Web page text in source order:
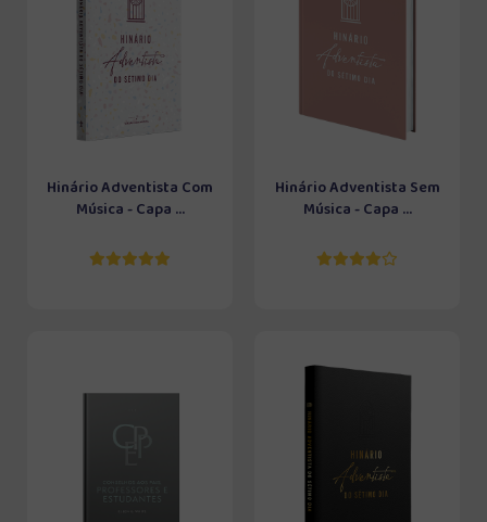
Hinário Adventista Com
Música - Capa ...
Hinário Adventista Sem
Música - Capa ...